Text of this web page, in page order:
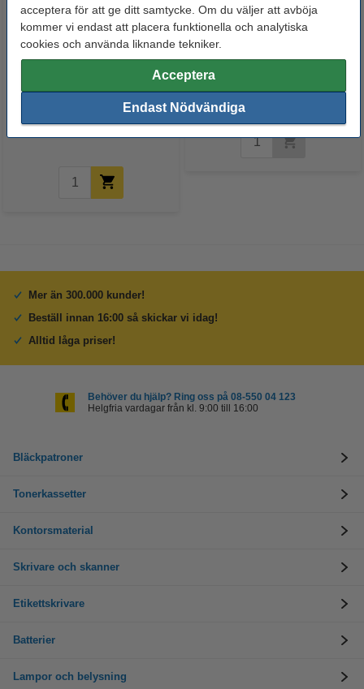
acceptera för att ge ditt samtycke. Om du väljer att avböja
kommer vi endast att placera funktionella och analytiska
cookies och använda liknande tekniker.
Acceptera
Endast Nödvändiga
Dell Series 5/592-10092 M4640
svart bläckpatron hög kapacitet
(varumärket 123ink)
Dell Series 5/592-10094 J5566
svart bläckpatron (varumärket
Mer än 300.000 kunder!
Beställ innan 16:00 så skickar vi idag!
Alltid låga priser!
Behöver du hjälp? Ring oss på 08-550 04 123
Helgfria vardagar från kl. 9:00 till 16:00
Bläckpatroner
Tonerkassetter
Kontorsmaterial
Skrivare och skanner
Etikettskrivare
Batterier
Lampor och belysning